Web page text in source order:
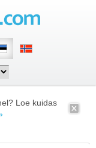
Loe kuidas